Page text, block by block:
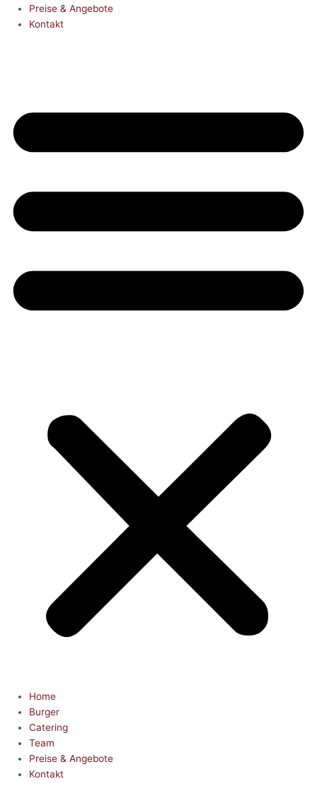
Preise & Angebote
Kontakt
Home
Burger
Catering
Team
Preise & Angebote
Kontakt